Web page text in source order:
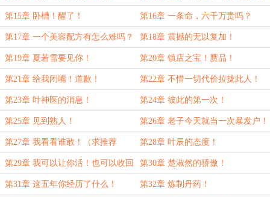
第15章 卧槽！醒了！ 第16章 一条命，六千万贵吗？
第17章 一个美容配方有怎么难吗？ 第18章 震撼的无以复加！
第19章 夏若雪要见你！ 第20章 镇店之宝！赝品！
第21章 给我闭嘴！道歉！ 第22章 不惜一切代价拉拢此人！
第23章 叶神医的消息！ 第24章 彼此的第一次！
第25章 见到熟人！ 第26章 老子今天就当一次暴发户！
第27章 我看看谁敢！（求推荐
票！）
第28章 叶辰的态度！
第29章 我可以让你活！也可以收回
你的命！
第30章 楚淑然的骄傲！
第31章 这五年你经历了什么！ 第32章 炼制丹药！